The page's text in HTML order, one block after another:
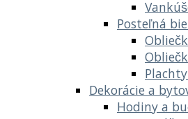
Posteľná
Dekorácie a
Hodiny a